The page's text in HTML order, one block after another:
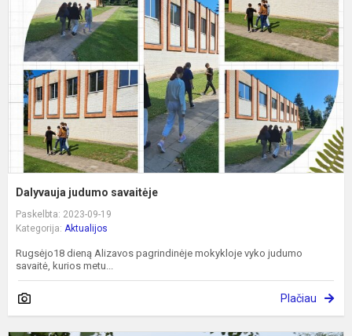
Dalyvauja judumo savaitėje
Paskelbta: 2023-09-19
Kategorija: Aktualijos
Rugsėjo18 dieną Alizavos pagrindinėje mokykloje vyko judumo
savaitė, kurios metu...
Plačiau